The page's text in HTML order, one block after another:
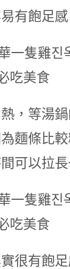
有飽足感
，等湯
麵條比
可以拉長
很有飽